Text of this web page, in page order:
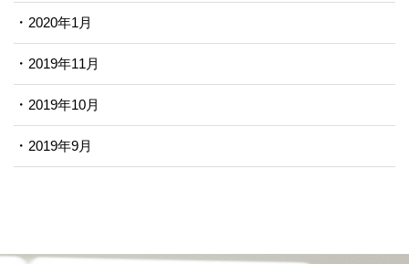
2020年1月
2019年11月
2019年10月
2019年9月